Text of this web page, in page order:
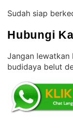
Sudah siap
Hubungi
Jangan lewatkan
budidaya belut